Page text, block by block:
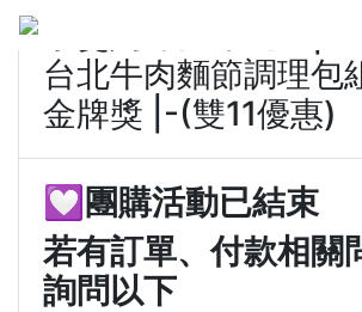
台北牛肉麵節調理包
金牌獎 |-(雙11優惠)
💟團購活動已結束
若有訂單、付款相關
詢問以下